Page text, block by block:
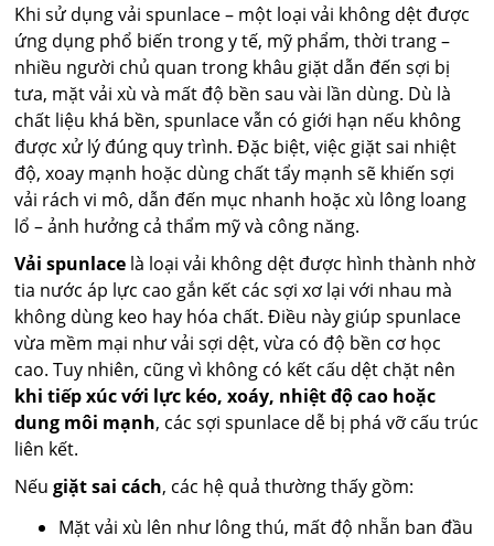
Khi sử dụng vải spunlace – một loại vải không dệt được
ứng dụng phổ biến trong y tế, mỹ phẩm, thời trang –
nhiều người chủ quan trong khâu giặt dẫn đến sợi bị
tưa, mặt vải xù và mất độ bền sau vài lần dùng. Dù là
chất liệu khá bền, spunlace vẫn có giới hạn nếu không
được xử lý đúng quy trình. Đặc biệt, việc giặt sai nhiệt
độ, xoay mạnh hoặc dùng chất tẩy mạnh sẽ khiến sợi
vải rách vi mô, dẫn đến mục nhanh hoặc xù lông loang
lổ – ảnh hưởng cả thẩm mỹ và công năng.
Vải spunlace là loại vải không dệt được hình thành nhờ
tia nước áp lực cao gắn kết các sợi xơ lại với nhau mà
không dùng keo hay hóa chất. Điều này giúp spunlace
vừa mềm mại như vải sợi dệt, vừa có độ bền cơ học
cao. Tuy nhiên, cũng vì không có kết cấu dệt chặt nên
khi tiếp xúc với lực kéo, xoáy, nhiệt độ cao hoặc
dung môi mạnh, các sợi spunlace dễ bị phá vỡ cấu trúc
liên kết.
Nếugiặt sai cách, các hệ quả thường thấy gồm:
Mặt vải xù lên như lông thú, mất độ nhẵn ban đầu